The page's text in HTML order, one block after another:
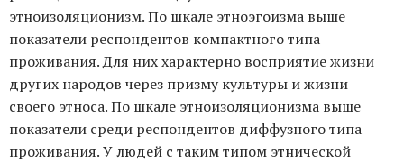
этноизоляционизм. По шкале этноэгоизма выше
показатели респондентов компактного типа
проживания. Для них характерно восприятие жизни
других народов через призму культуры и жизни
своего этноса. По шкале этноизоляционизма выше
показатели среди респондентов диффузного типа
проживания. У людей с таким типом этнической